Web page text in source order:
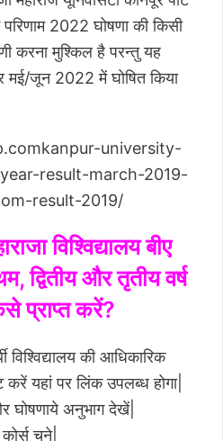
2022 घोषणा की किसी
करना मुश्किल है परन्तु यह
मई/जून 2022 में घोषित किया
university-
result-march-2019-
result-2019/
विश्विद्यालय बीए
द्वितीय और तृतीय वर्ष
प्राप्त करें?
विश्विद्यालय की आधिकारिक
करें यहां पर लिंक उपलब्ध होगा|
घोषणाये अनुभाग देखें|
कोर्स चुने|